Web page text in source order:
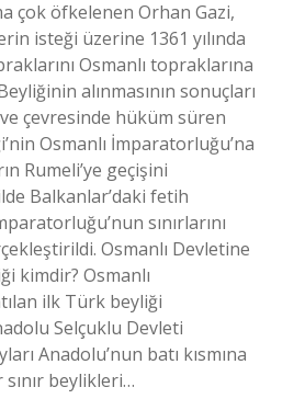
çok öfkelenen Orhan Gazi,
isteği üzerine 1361 yılında
Osmanlı topraklarına
alınmasının sonuçları
çevresinde hüküm süren
Osmanlı İmparatorluğu’na
Rumeli’ye geçişini
Balkanlar’daki fetih
sınırlarını
Osmanlı Devletine
kimdir? Osmanlı
ilk Türk beyliği
Selçuklu Devleti
Anadolu’nun batı kısmına
beylikleri…